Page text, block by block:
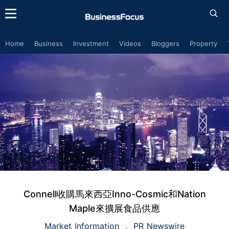
Home Business Investment Videos Bloggers Property
Connell收購馬來西亞Inno-Cosmic和Nation
Maple來擴展食品供應
Market Information PR Newswire